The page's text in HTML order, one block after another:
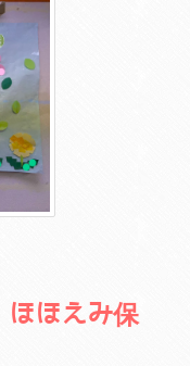
ほえみ保